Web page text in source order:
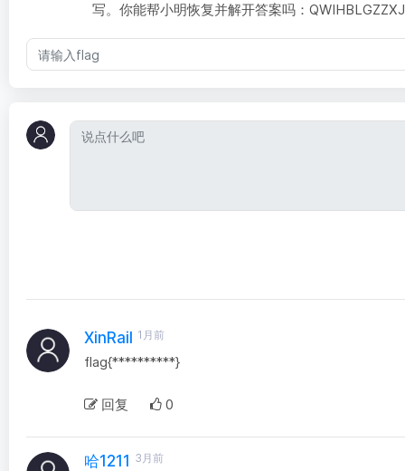
写。你能帮小明恢复并解开答案吗：
XinRail 1月前
flag{**********}
回复 0
哈1211 3月前